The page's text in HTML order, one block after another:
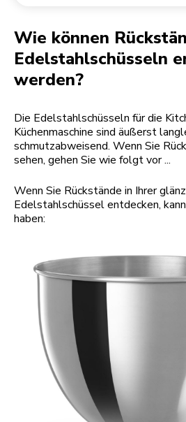
Wie können
Edelstahlschüsseln
werden?
Die Edelstahlschüsseln für die
Küchenmaschine sind äußerst
schmutzabweisend. Wenn Sie
sehen, gehen Sie wie folgt vor ...
Wenn Sie Rückstände in Ihrer
Edelstahlschüssel entdecken,
haben: